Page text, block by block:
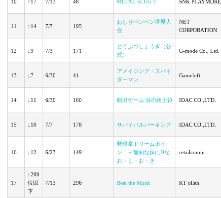
10 ↑17 7/13 48 METAL SLUG 3 SNK PLAYMORE
11 ↑14 7/7 195
おしりペンペン世界大
会
NET
CORPORATION
12 ↓9 7/3 171
どうぶつしょうぎ（公
式）
G-mode Co., Ltd.
13 ↓7 6/30 41
アメイジング・スパイ
ダーマン
Gameloft
14 ↓11 6/30 160 脱出ゲーム:涙の終止符 IDAC CO.,LTD.
15 ↓10 7/7 178 サバイバルパーキング IDAC CO.,LTD.
16 ↓12 6/23 149
野球拳ドリームボイ
ン ～無知な妹にHな
お・し・お・き
retailcomm
17
↑200
位以
下
7/13 296 Beat the Music KT olleh